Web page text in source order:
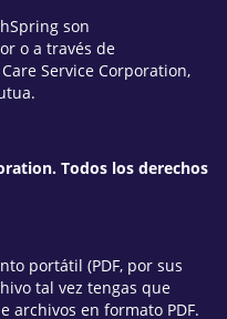
son
o a través de
Service Corporation,
Todos los derechos
portátil (PDF, por sus
tal vez tengas que
archivos en formato PDF.